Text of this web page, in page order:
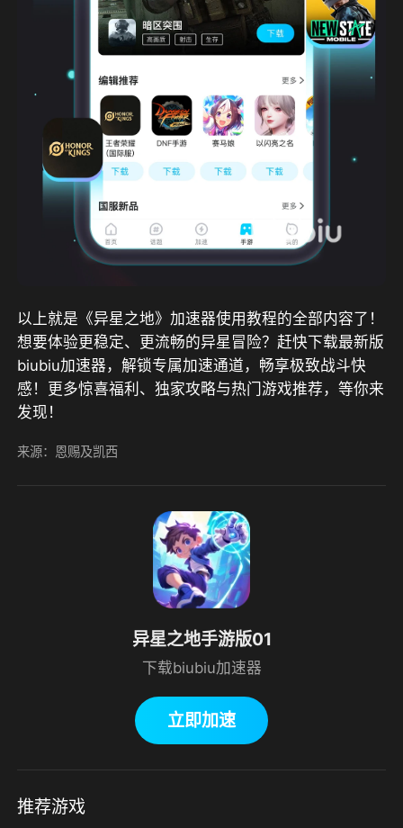
以上就是《异星之地》加速器使用教程的全部内容了！
想要体验更稳定、更流畅的异星冒险？赶快下载最新版
biubiu加速器，解锁专属加速通道，畅享极致战斗快
感！更多惊喜福利、独家攻略与热门游戏推荐，等你来
发现！
来源：恩赐及凯西
异星之地手游版01
下载biubiu加速器
立即加速
推荐游戏